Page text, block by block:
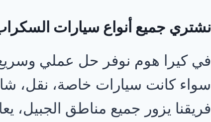
نشتري جميع أنواع سيارات
في كيرا هوم نوفر حل عملي
سواء كانت سيارات خاصة، نقل،
فريقنا يزور جميع مناطق الجبيل،